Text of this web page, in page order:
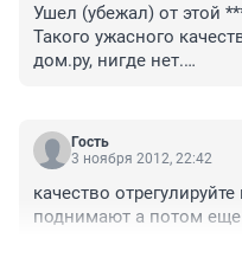
Ушел (убежал) от этой
Такого ужасного
дом.ру, нигде нет.
Гость
3 ноября 2012, 22:42
качество
поднимают а потом